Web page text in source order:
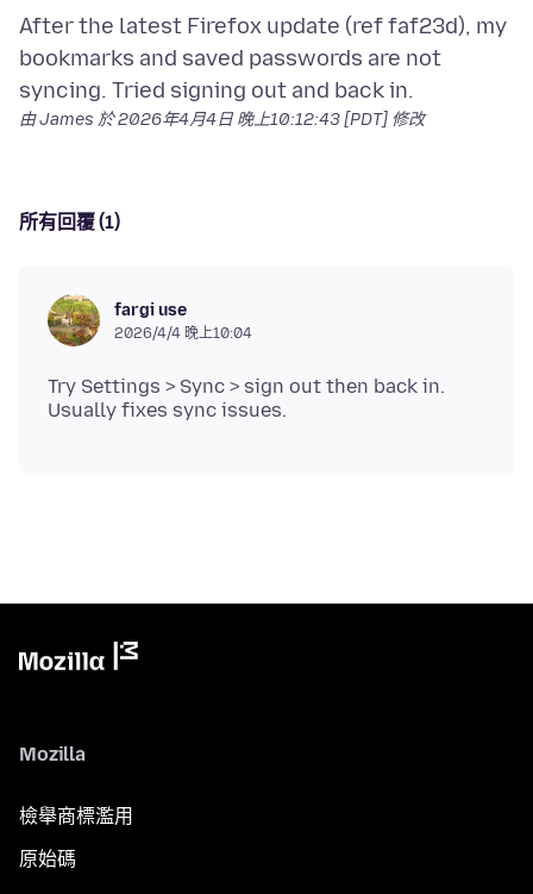
After the latest Firefox update (ref faf23d), my
bookmarks and saved passwords are not
由 James 於2026年4月4日 晚上10:12:43 [PDT] 修改
所有回覆 (1)
fargi use
2026/4/4 晚上10:04
Try Settings > Sync > sign out then back in.
Mozilla
檢舉商標濫用
原始碼